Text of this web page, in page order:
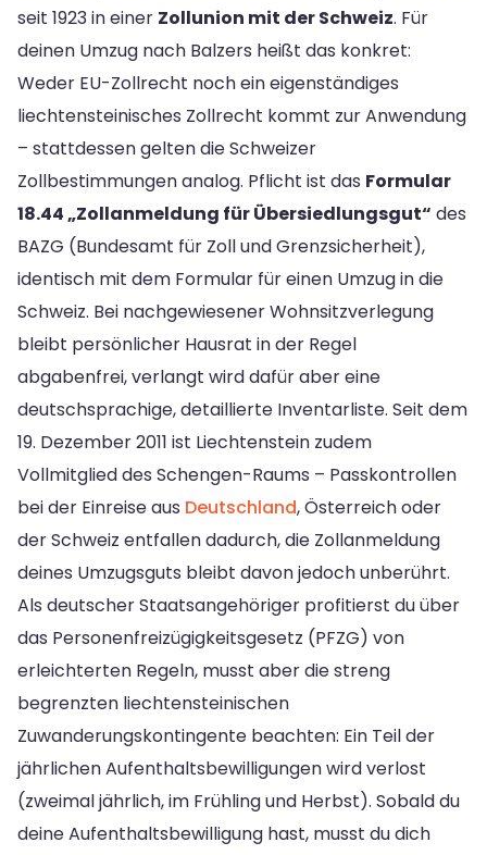
seit 1923 in einer Zollunion mit der Schweiz. Für
deinen Umzug nach Balzers heißt das konkret:
Weder EU-Zollrecht noch ein eigenständiges
liechtensteinisches Zollrecht kommt zur Anwendung
– stattdessen gelten die Schweizer
Zollbestimmungen analog. Pflicht ist das Formular
18.44 „Zollanmeldung für Übersiedlungsgut“ des
BAZG (Bundesamt für Zoll und Grenzsicherheit),
identisch mit dem Formular für einen Umzug in die
Schweiz. Bei nachgewiesener Wohnsitzverlegung
bleibt persönlicher Hausrat in der Regel
abgabenfrei, verlangt wird dafür aber eine
deutschsprachige, detaillierte Inventarliste. Seit dem
19. Dezember 2011 ist Liechtenstein zudem
Vollmitglied des Schengen-Raums – Passkontrollen
bei der Einreise aus Deutschland, Österreich oder
der Schweiz entfallen dadurch, die Zollanmeldung
deines Umzugsguts bleibt davon jedoch unberührt.
Als deutscher Staatsangehöriger profitierst du über
das Personenfreizügigkeitsgesetz (PFZG) von
erleichterten Regeln, musst aber die streng
begrenzten liechtensteinischen
Zuwanderungskontingente beachten: Ein Teil der
jährlichen Aufenthaltsbewilligungen wird verlost
(zweimal jährlich, im Frühling und Herbst). Sobald du
deine Aufenthaltsbewilligung hast, musst du dich